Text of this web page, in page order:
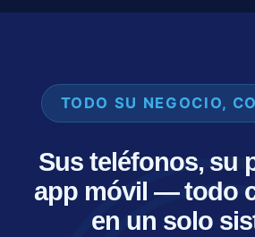
TODO SU NEGOCIO,
Sus teléfonos, su
app móvil — todo
en un solo